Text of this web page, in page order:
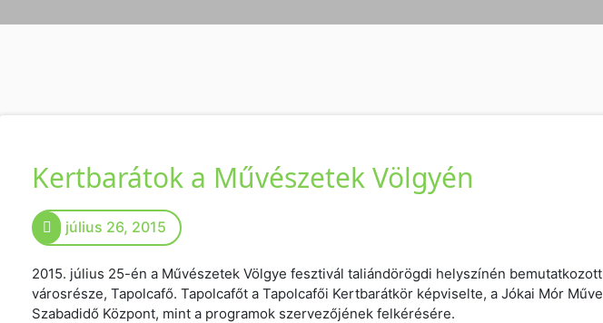
Kertbarátok a Művészetek Völgyén
július 26, 2015
2015. július 25-én a Művészetek Völgye fesztivál taliándörögdi helyszínén
városrésze, Tapolcafő. Tapolcafőt a Tapolcafői Kertbarátkör képviselte, a Jókai Mór
Szabadidő Központ, mint a programok szervezőjének felkérésére.